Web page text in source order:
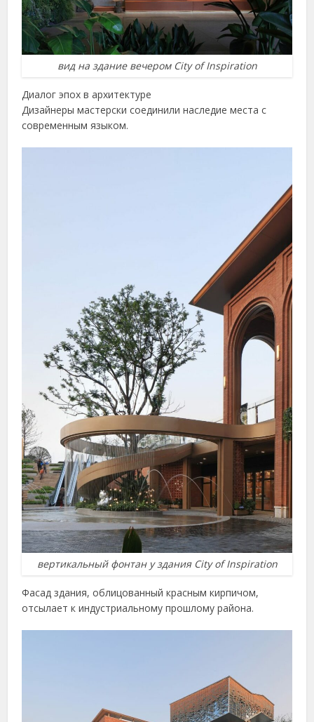
вид на здание вечером City of Inspiration
Диалог эпох в архитектуре
Дизайнеры мастерски соединили наследие места с
современным языком.
вертикальный фонтан у здания City of Inspiration
Фасад здания, облицованный красным кирпичом,
отсылает к индустриальному прошлому района.